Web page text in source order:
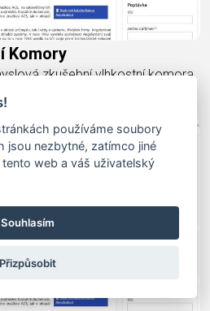
Komory
zkušební vlhkostní komora,
používáme soubory
jsou nezbytné, zatímco jiné
web a váš uživatelský
Souhlasím
Přizpůsobit